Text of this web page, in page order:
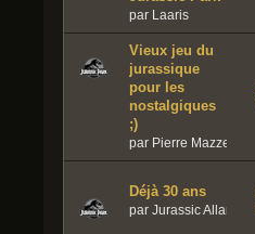
par Laaris
Vieux jeu du
jurassique
pour les
nostalgiques
;)
par Pierre Mazzello
Déjà 30 ans
par Jurassic Allan